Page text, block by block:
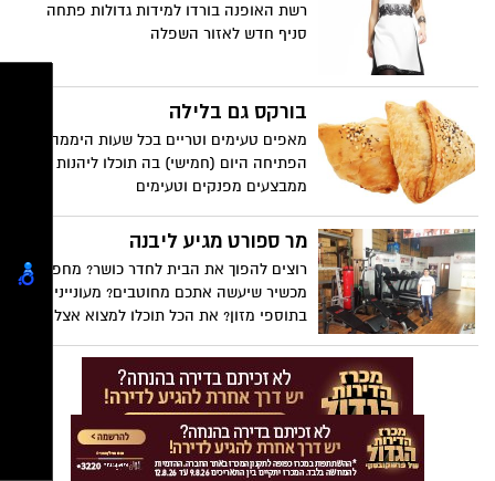
רשת האופנה בורדו למידות גדולות פתחה
סניף חדש לאזור השפלה
בורקס גם בלילה
מאפים טעימים וטריים בכל שעות היממה *
הפתיחה היום (חמישי) בה תוכלו ליהנות
ממבצעים מפנקים וטעימים
מר ספורט מגיע ליבנה
רוצים להפוך את הבית לחדר כושר? מחפשים
מכשיר שיעשה אתכם מחוטבים? מעוניינים
בתוספי מזון? את הכל תוכלו למצוא אצל אילן